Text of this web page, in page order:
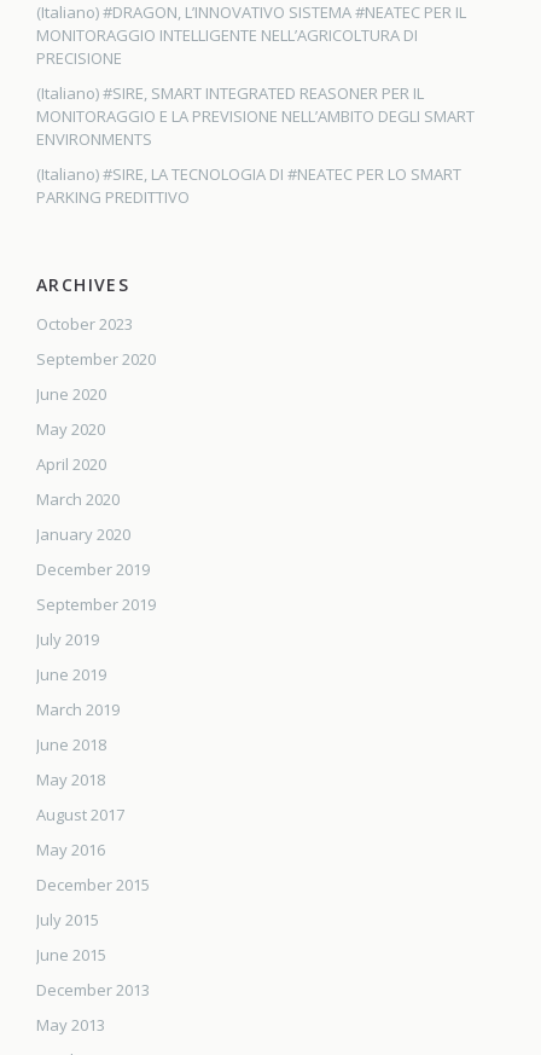
(Italiano) #DRAGON, L’INNOVATIVO SISTEMA #NEATEC PER IL
MONITORAGGIO INTELLIGENTE NELL’AGRICOLTURA DI
PRECISIONE
(Italiano) #SIRE, SMART INTEGRATED REASONER PER IL
MONITORAGGIO E LA PREVISIONE NELL’AMBITO DEGLI SMART
ENVIRONMENTS
(Italiano) #SIRE, LA TECNOLOGIA DI #NEATEC PER LO SMART
PARKING PREDITTIVO
ARCHIVES
October 2023
September 2020
June 2020
May 2020
April 2020
March 2020
January 2020
December 2019
September 2019
July 2019
June 2019
March 2019
June 2018
May 2018
August 2017
May 2016
December 2015
July 2015
June 2015
December 2013
May 2013